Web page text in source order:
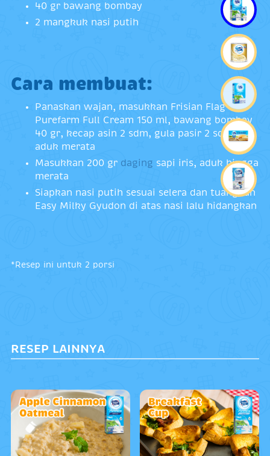
40 gr bawang bombay
2 mangkuk nasi putih
Cara membuat:
Panaskan wajan, masukkan Frisian Flag
Purefarm Full Cream 150 ml, bawang bombay
40 gr, kecap asin 2 sdm, gula pasir 2 sdm lalu
aduk merata
Masukkan 200 gr daging sapi iris, aduk hingga
merata
Siapkan nasi putih sesuai selera dan tuangkan
Easy Milky Gyudon di atas nasi lalu hidangkan
*Resep ini untuk 2 porsi
RESEP LAINNYA